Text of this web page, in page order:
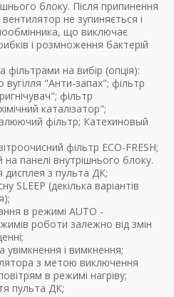
блоку. Після припинення
не зупиняється і
що виключає
і розмноження бактерій
на вибір (опція):
вугілля "Анти-запах"; фільтр
фільтр
каталізатор";
фільтр; Катехиновый
фільтр ЕСО-FRESH;
панелі внутрішнього блоку.
дисплея з пульта ДК;
SLЕЕР (декілька варіантів
в режимі AUTO -
роботи залежно від змін
і вимкнення;
з метою виключення
в режимі нагріву;
пульта ДК;